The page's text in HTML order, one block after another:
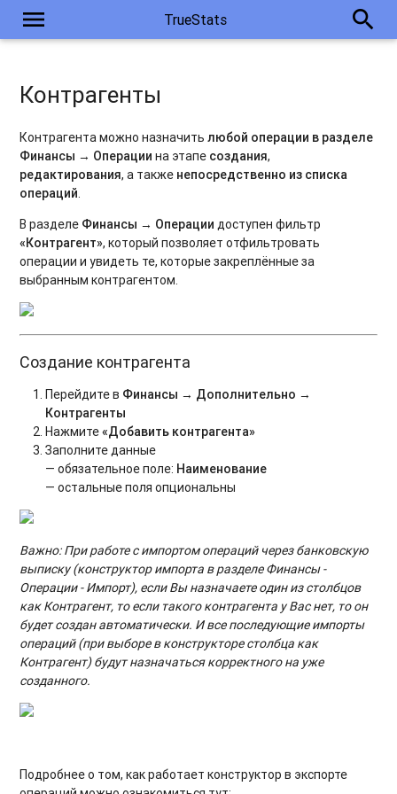
menu TrueStats search
Контрагенты
Контрагента можно назначитьлюбой операции в разделе
Финансы → Операции на этапе создания,
редактирования, а также непосредственно из списка
операций.
В разделе Финансы → Операции доступен фильтр
«Контрагент», который позволяет отфильтровать
операции и увидеть те, которые закреплённые за
выбранным контрагентом.
Создание контрагента
Перейдите в Финансы → Дополнительно →
Контрагенты
Нажмите«Добавить контрагента»
Заполните данные
— обязательное поле: Наименование
— остальные поля опциональны
Важно: При работе с импортом операций через банковскую
выписку (конструктор импорта в разделе Финансы -
Операции - Импорт), если Вы назначаете один из столбцов
как Контрагент, то если такого контрагента у Вас нет, то он
будет создан автоматически. И все последующие импорты
операций (при выборе в конструкторе столбца как
Контрагент) будут назначаться корректного на уже
созданного.
Подробнее о том, как работает конструктор в экспорте